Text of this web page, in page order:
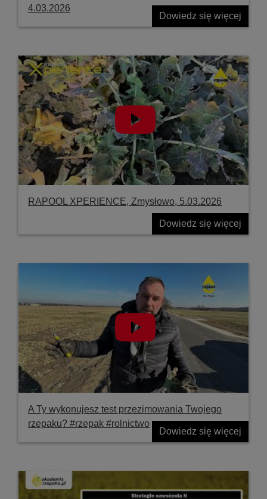
4.03.2026
Dowiedz się więcej
RAPOOL XPERIENCE, Zmysłowo, 5.03.2026
Dowiedz się więcej
A Ty wykonujesz test przezimowania Twojego
rzepaku? #rzepak #rolnictwo
Dowiedz się więcej